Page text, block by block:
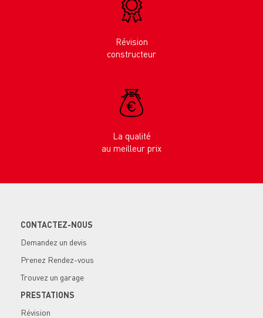
Révision
constructeur
La qualité
au meilleur prix
CONTACTEZ-NOUS
Demandez un devis
Prenez Rendez-vous
Trouvez un garage
PRESTATIONS
Révision